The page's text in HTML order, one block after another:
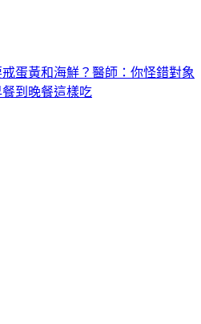
蛋黃和海鮮？醫師：你怪錯對象
到晚餐這樣吃